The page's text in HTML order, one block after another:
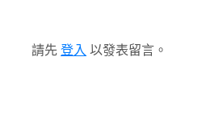
請先 登入 以發表留言。